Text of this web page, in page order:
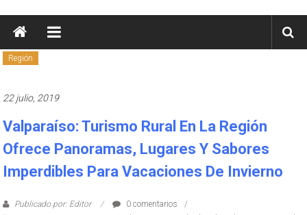
Es
Información
Región
22 julio, 2019
Valparaíso: Turismo Rural En La Región
Ofrece Panoramas, Lugares Y Sabores
Imperdibles Para Vacaciones De Invierno
Publicado por: Editor
0 comentarios